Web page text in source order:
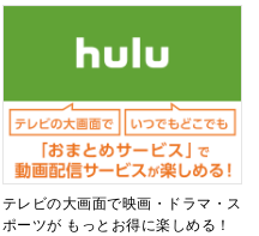
テレビの大画面で映画・ドラマ・ス
ポーツが もっとお得に楽しめる！